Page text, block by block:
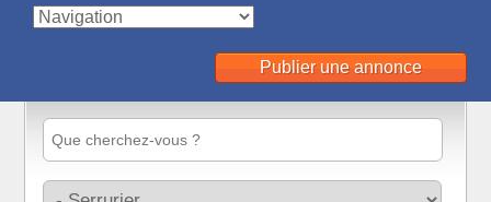
Publier une annonce